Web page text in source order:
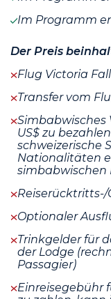
Im Programm
Der Preis
Flug Victoria
Transfer vom
Simbabwisches
US$ zu
schweizerische
Nationalitäten
simbabwischen
Optionaler
Trinkgelder für
der Lodge
Passagier)
Einreisegebühr